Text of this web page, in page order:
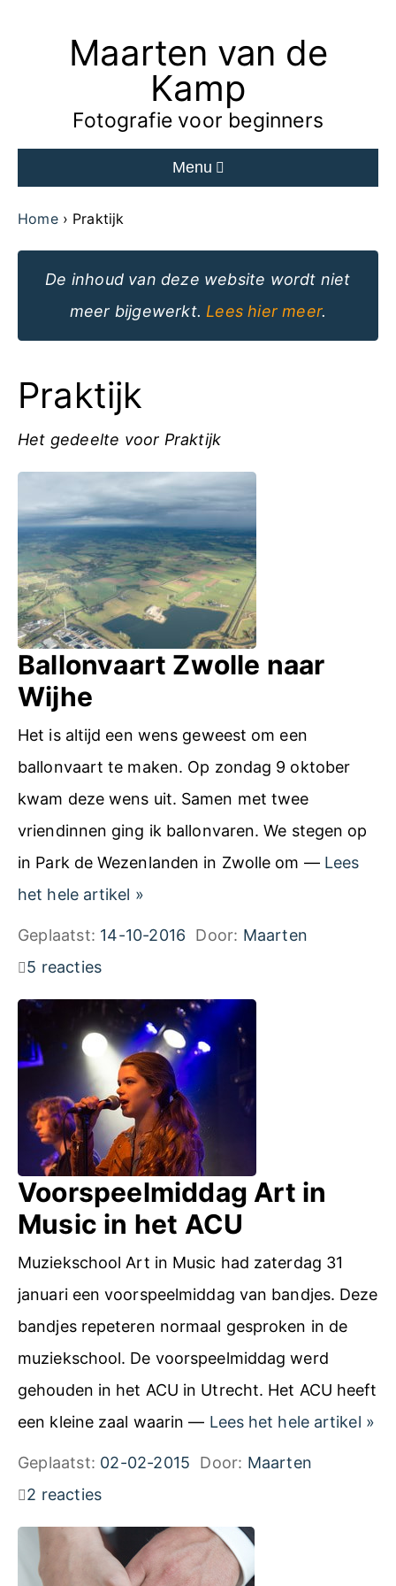
Maarten van de
Kamp
Fotografie voor beginners
Menu
Home Praktijk
De inhoud van deze website wordt niet
meer bijgewerkt. Lees hier meer.
Praktijk
Het gedeelte voor Praktijk
Ballonvaart Zwolle naar
Wijhe
Het is altijd een wens geweest om een
ballonvaart te maken. Op zondag 9 oktober
kwam deze wens uit. Samen met twee
vriendinnen ging ik ballonvaren. We stegen op
in Park de Wezenlanden in Zwolle om — Lees
het hele artikel B
a
o
n
v
a
a
r
t
a
r
W
»
Geplaatst: 14-10-2016 Door: Maarten
5 reacties
Voorspeelmiddag Art in
Music in het ACU
Muziekschool Art in Music had zaterdag 31
januari een voorspeelmiddag van bandjes. Deze
bandjes repeteren normaal gesproken in de
muziekschool. De voorspeelmiddag werd
gehouden in het ACU in Utrecht. Het ACU heeft
een kleine zaal waarin — Lees het hele artikel V
»
Geplaatst: 02-02-2015 Door: Maarten
2 reacties